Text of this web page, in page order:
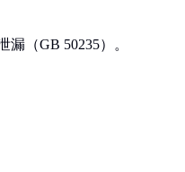
（GB 50235）。